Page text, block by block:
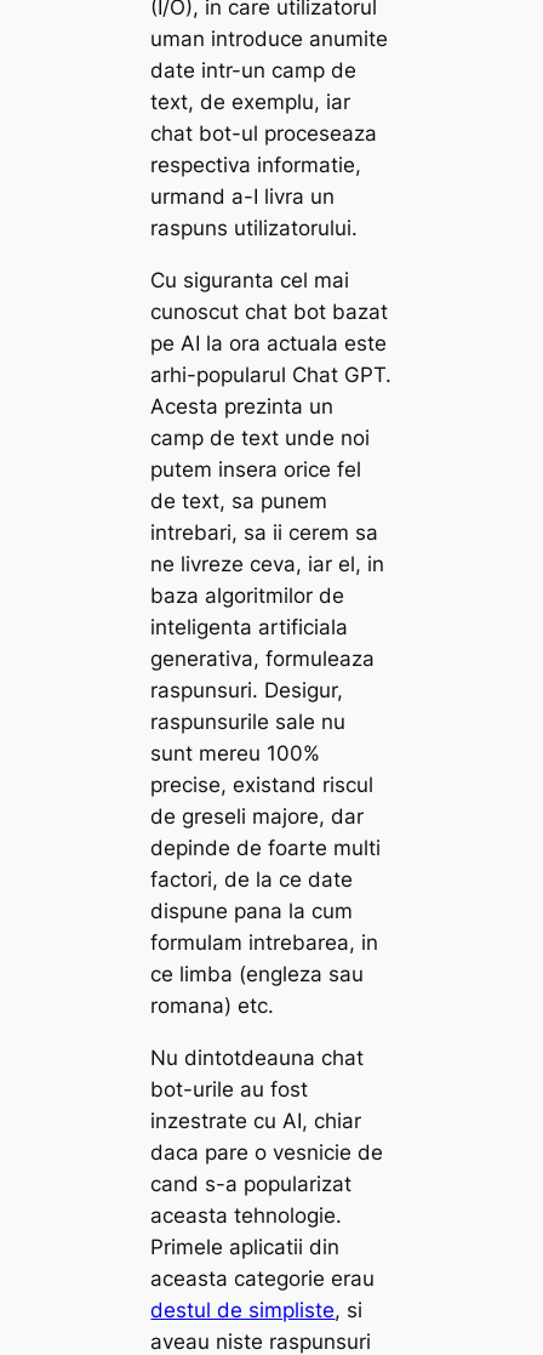
(I/O), in care utilizatorul
uman introduce anumite
date intr-un camp de
text, de exemplu, iar
chat bot-ul proceseaza
respectiva informatie,
urmand a-I livra un
raspuns utilizatorului.
Cu siguranta cel mai
cunoscut chat bot bazat
pe AI la ora actuala este
arhi-popularul Chat GPT.
Acesta prezinta un
camp de text unde noi
putem insera orice fel
de text, sa punem
intrebari, sa ii cerem sa
ne livreze ceva, iar el, in
baza algoritmilor de
inteligenta artificiala
generativa, formuleaza
raspunsuri. Desigur,
raspunsurile sale nu
sunt mereu 100%
precise, existand riscul
de greseli majore, dar
depinde de foarte multi
factori, de la ce date
dispune pana la cum
formulam intrebarea, in
ce limba (engleza sau
romana) etc.
Nu dintotdeauna chat
bot-urile au fost
inzestrate cu AI, chiar
daca pare o vesnicie de
cand s-a popularizat
aceasta tehnologie.
Primele aplicatii din
aceasta categorie erau
destul de simpliste, si
aveau niste raspunsuri